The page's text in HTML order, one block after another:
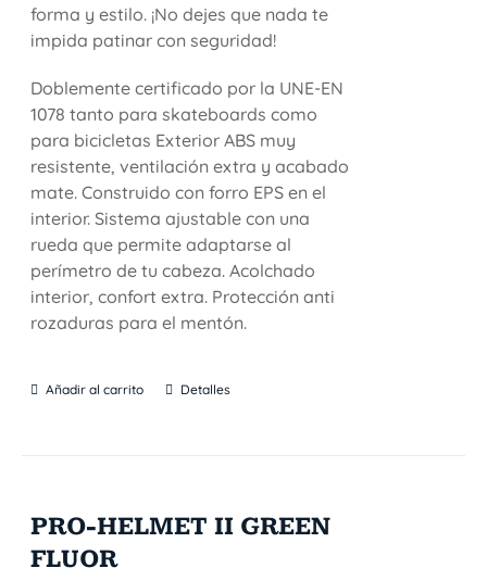
forma y estilo. ¡No dejes que nada te
impida patinar con seguridad!
Doblemente certificado por la UNE-EN
1078 tanto para skateboards como
para bicicletas Exterior ABS muy
resistente, ventilación extra y acabado
mate. Construido con forro EPS en el
interior. Sistema ajustable con una
rueda que permite adaptarse al
perímetro de tu cabeza. Acolchado
interior, confort extra. Protección anti
rozaduras para el mentón.
Añadir al carrito Detalles
PRO-HELMET II GREEN
FLUOR